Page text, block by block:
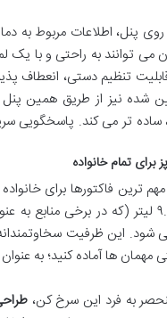
روی پنل، اطلاعات مربوط به
این قابلیت تنظیم دستی،
نیز از طریق همین پنل
ساده تر می کند. پاسخگویی
تمام خانواده
ترین فاکتورها برای
شود. این ظرفیت
مهمان ها آماده کنید؛ به
به فرد این سرخ کن،